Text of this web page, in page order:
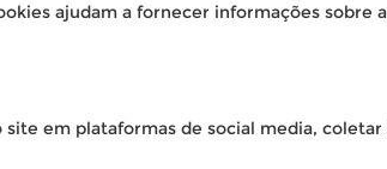
ajudam a fornecer informações sobre
em plataformas de social media,